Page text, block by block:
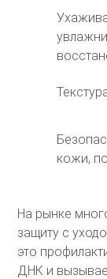
кожи,
На рынке
защиту с
это
ДНК и